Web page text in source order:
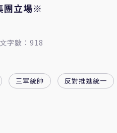
團立場※
字數：918
三軍統帥 反對推進統一